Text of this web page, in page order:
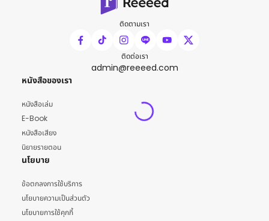
ติดตามเรา
ติดต่อเรา
admin@reeeed.com
หนังสือของเรา
หนังสือเล่ม
E-Book
หนังสือเสียง
นิยายรายตอน
นโยบาย
ข้อตกลงการใช้บริการ
นโยบายความเป็นส่วนตัว
นโยบายการใช้คุกกี้